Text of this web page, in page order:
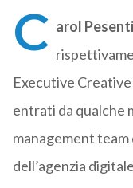
C arol Pesenti
Executive
entrati da qualche
management
dell’agenzia